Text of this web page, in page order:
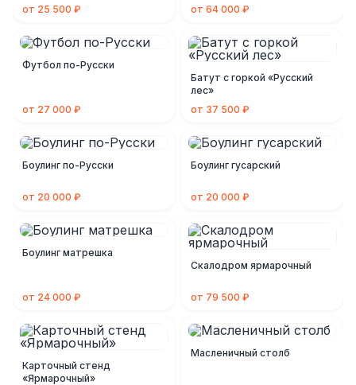
от 25 500 ₽ от 64 000 ₽
Футбол по-Русски
от 27 000 ₽
Батут с горкой «Русский
лес»
от 37 500 ₽
Боулинг по-Русски
от 20 000 ₽
Боулинг гусарский
от 20 000 ₽
Боулинг матрешка
от 24 000 ₽
Скалодром ярмарочный
от 79 500 ₽
Карточный стенд
«Ярмарочный»
Масленичный столб